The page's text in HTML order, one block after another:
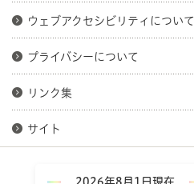
ウェブアクセシビリティについて
プライバシーについて
リンク集
サイト
2026年8月1日現在